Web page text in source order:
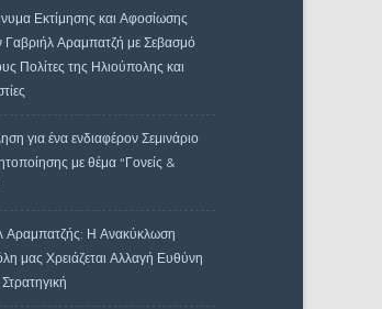
Εκτίμησης και Αφοσίωσης
Γαβριήλ Αραμπατζή με Σεβασμό
Πολίτες της Ηλιούπολης και
για ένα ενδιαφέρον Σεμινάριο
με θέμα “Γονείς &
Αραμπατζής: Η Ανακύκλωση
μας Χρειάζεται Αλλαγή Ευθύνη